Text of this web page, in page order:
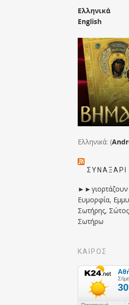
Ελληνικά
English
Ελληνικά: (
ΣΥΝΑΞΆΡΙ
Ευμορφία,
Σωτήρης,
Σωτήρω
ΚΑΙΡΟΣ